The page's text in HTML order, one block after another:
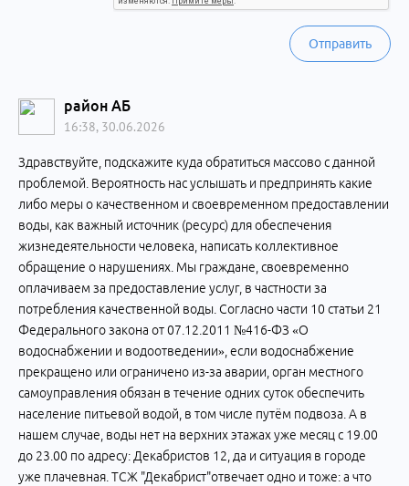
Отправить
район АБ
16:38, 30.06.2026
Здравствуйте, подскажите куда обратиться массово с данной
проблемой. Вероятность нас услышать и предпринять какие
либо меры о качественном и своевременном предоставлении
воды, как важный источник (ресурс) для обеспечения
жизнедеятельности человека, написать коллективное
обращение о нарушениях. Мы граждане, своевременно
оплачиваем за предоставление услуг, в частности за
потребления качественной воды. Согласно части 10 статьи 21
Федерального закона от 07.12.2011 №416-ФЗ «О
водоснабжении и водоотведении», если водоснабжение
прекращено или ограничено из-за аварии, орган местного
самоуправления обязан в течение одних суток обеспечить
население питьевой водой, в том числе путём подвоза. А в
нашем случае, воды нет на верхних этажах уже месяц с 19.00
до 23.00 по адресу: Декабристов 12, да и ситуация в городе
уже плачевная. ТСЖ "Декабрист"отвечает одно и тоже: а что